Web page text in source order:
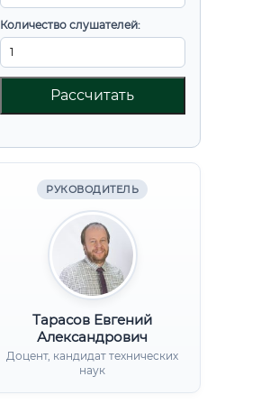
Количество слушателей:
Рассчитать
РУКОВОДИТЕЛЬ
Тарасов Евгений
Александрович
Доцент, кандидат технических
наук